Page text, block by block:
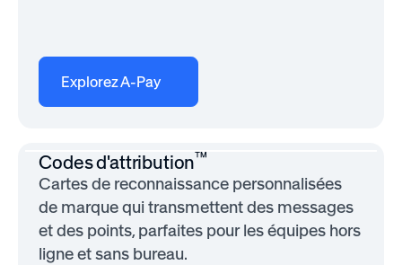
Explorez A-Pay
Codes d'attribution™
Cartes de reconnaissance personnalisées
de marque qui transmettent des messages
et des points, parfaites pour les équipes hors
ligne et sans bureau.